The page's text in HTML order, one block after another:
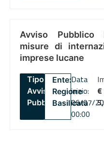
Avviso Pubblico
misure di
imprese lucane
Tipo:
Avviso
Pubblico
Ente:
Regione
Basilicata
Data
inizio:
06/07/
00:00
€